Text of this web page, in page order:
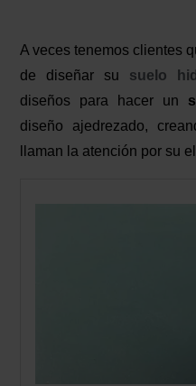
A veces tenemos clientes
de diseñar su suelo
diseños para hacer un
diseño ajedrezado,
llaman la atención por su